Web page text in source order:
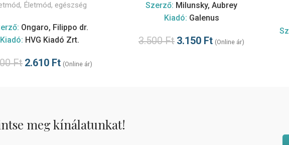
, Életmód, egészség
Ongaro, Filippo dr.
Kiadó: HVG Kiadó Zrt.
Ft 2.610 Ft (Online ár)
Szerző: Milunsky, Aubrey
Kiadó: Galenus
3.500Ft 3.150 Ft (Online ár)
meg kínálatunkat!